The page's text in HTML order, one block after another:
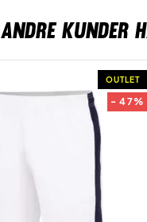
ANDRE KUNDER
OUTLET
- 47%